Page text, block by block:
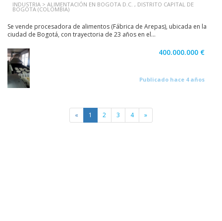
INDUSTRIA > ALIMENTACIÓN EN BOGOTA D.C. , DISTRITO CAPITAL DE
BOGOTA (COLOMBIA)
Se vende procesadora de alimentos (Fábrica de Arepas), ubicada en la
ciudad de Bogotá, con trayectoria de 23 años en el...
400.000.000 €
Publicado hace 4 años
« 1 2 3 4 »